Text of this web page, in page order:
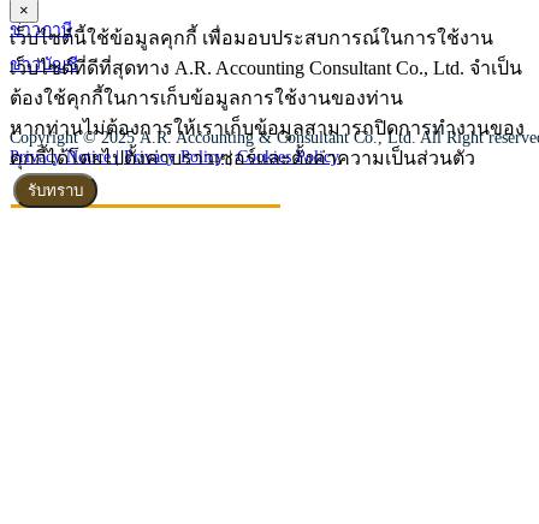
ข่าวภาษี
ข่าวบัญชี
Copyright © 2025 A.R. Accounting & Consultant Co., Ltd. All Right
Privacy Notice | Privacy Policy|Cookies Policy
×
เว็บไซต์นี้ใช้ข้อมูลคุกกี้ เพื่อมอบประสบการณ์ในการใช้งาน
เว็บไซต์ที่ดีที่สุดทาง A.R. Accounting Consultant Co., Ltd. จำเป็น
ต้องใช้คุกกี้ในการเก็บข้อมูลการใช้งานของท่าน
หากท่านไม่ต้องการให้เราเก็บข้อมูลสามารถปิดการทำงานของ
คุกกี้ได้โดยไปตั้งค่าบราวเซอร์และตั้งค่าความเป็นส่วนตัว
รับทราบ